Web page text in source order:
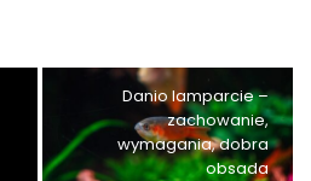
Danio lamparcie –
zachowanie,
wymagania, dobra
obsada